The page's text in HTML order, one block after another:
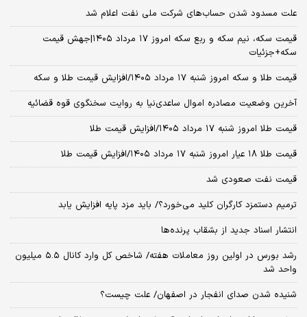
علت مسدود شدن حساب‌های شرکت ملی نفت اعلام شد
قیمت سکه، نیم سکه و ربع سکه امروز ۱۷ مرداد ۱۴۰۵|جهش قیمت
سکه+جزئیات
قیمت طلا و سکه امروز شنبه ۱۷ مرداد ۱۴۰۵/افزایش قیمت طلا و سکه
آخرین وضعیت مصادره اموال ساعدی‌نیا به روایت سخنگوی قوه قضائیه
قیمت طلا امروز شنبه ۱۷ مرداد ۱۴۰۵/افزایش قیمت طلا
قیمت طلا ۱۸ عیار امروز شنبه ۱۷ مرداد ۱۴۰۵/افزایش قیمت طلا
قیمت نفت صعودی شد
ترمیم دستمزد کارگران کلید می‌خورد؟/ باید مزد پایه افزایش یابد
انتشار اسناد جدید از بشقاب پرنده‌ها
رشد بورس در اولین روز معاملات هفته/ شاخص کل وارد کانال ۵.۵ میلیون
واحد شد
شنیده شدن صدای انفجار در اصفهان/ علت چیست؟